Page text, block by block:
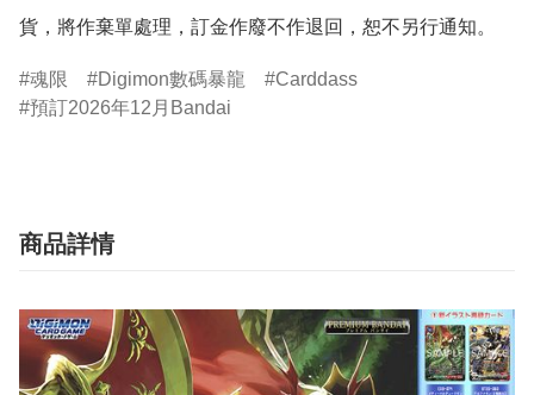
貨，將作棄單處理，訂金作廢不作退回，恕不另行通知。
魂限 Digimon數碼暴龍
Carddass
預訂2026年12月Bandai
商品詳情